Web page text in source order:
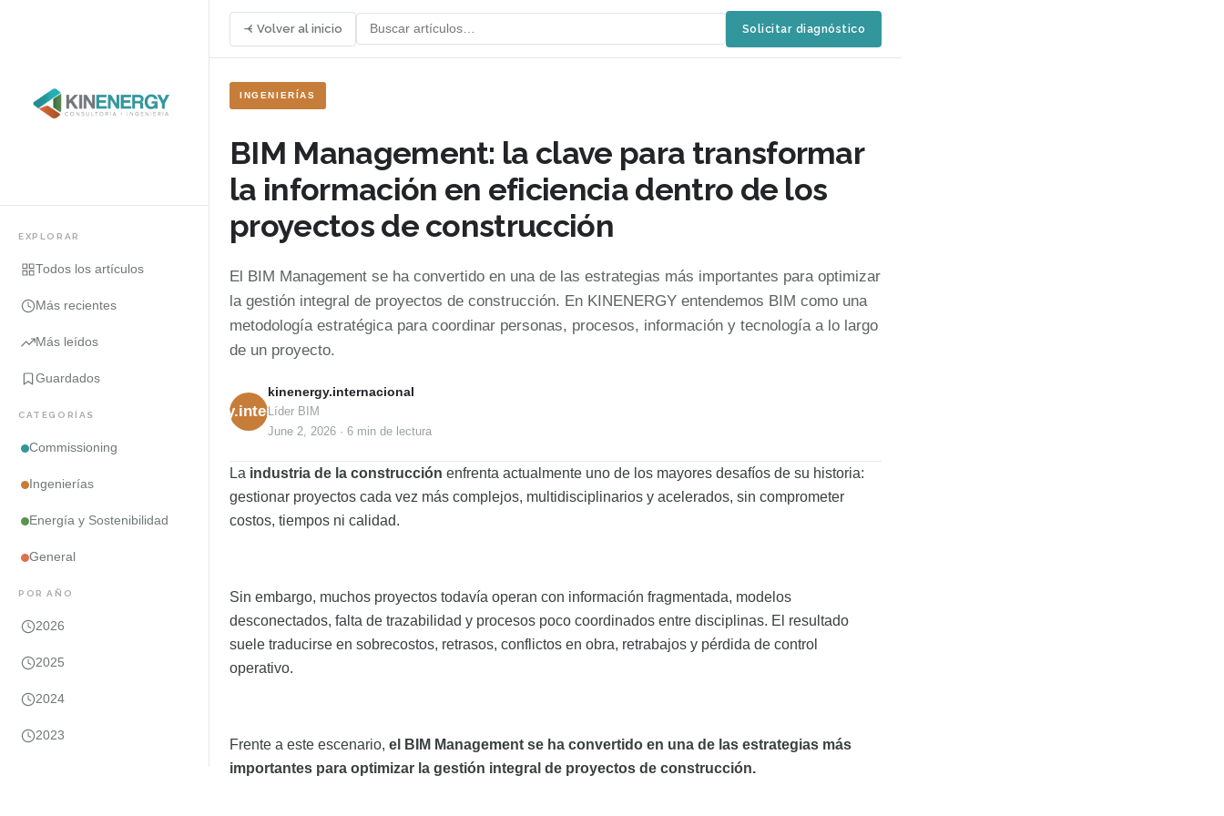
EXPLORAR
Todos los artículos
Más recientes
Más leídos
Guardados
CATEGORÍAS
Commissioning
Ingenierías
Energía y Sostenibilidad
General
POR AÑO
2026
2025
2024
2023
Volver al inicio Solicitar diagnóstico
INGENIERÍAS
BIM Management: la clave para transformar
la información en eficiencia dentro de los
proyectos de construcción
El BIM Management se ha convertido en una de las estrategias más importantes para optimizar
la gestión integral de proyectos de construcción. En KINENERGY entendemos BIM como una
metodología estratégica para coordinar personas, procesos, información y tecnología a lo largo
de un proyecto.
kinenergy.internacional
kinenergy.internacional
Líder BIM
June 2, 2026 · 6 min de lectura
La industria de la construcción enfrenta actualmente uno de los mayores desafíos de su historia:
gestionar proyectos cada vez más complejos, multidisciplinarios y acelerados, sin comprometer
costos, tiempos ni calidad.
Sin embargo, muchos proyectos todavía operan con información fragmentada, modelos
desconectados, falta de trazabilidad y procesos poco coordinados entre disciplinas. El resultado
suele traducirse en sobrecostos, retrasos, conflictos en obra, retrabajos y pérdida de control
operativo.
Frente a este escenario, el BIM Management se ha convertido en una de las estrategias más
importantes para optimizar la gestión integral de proyectos de construcción.